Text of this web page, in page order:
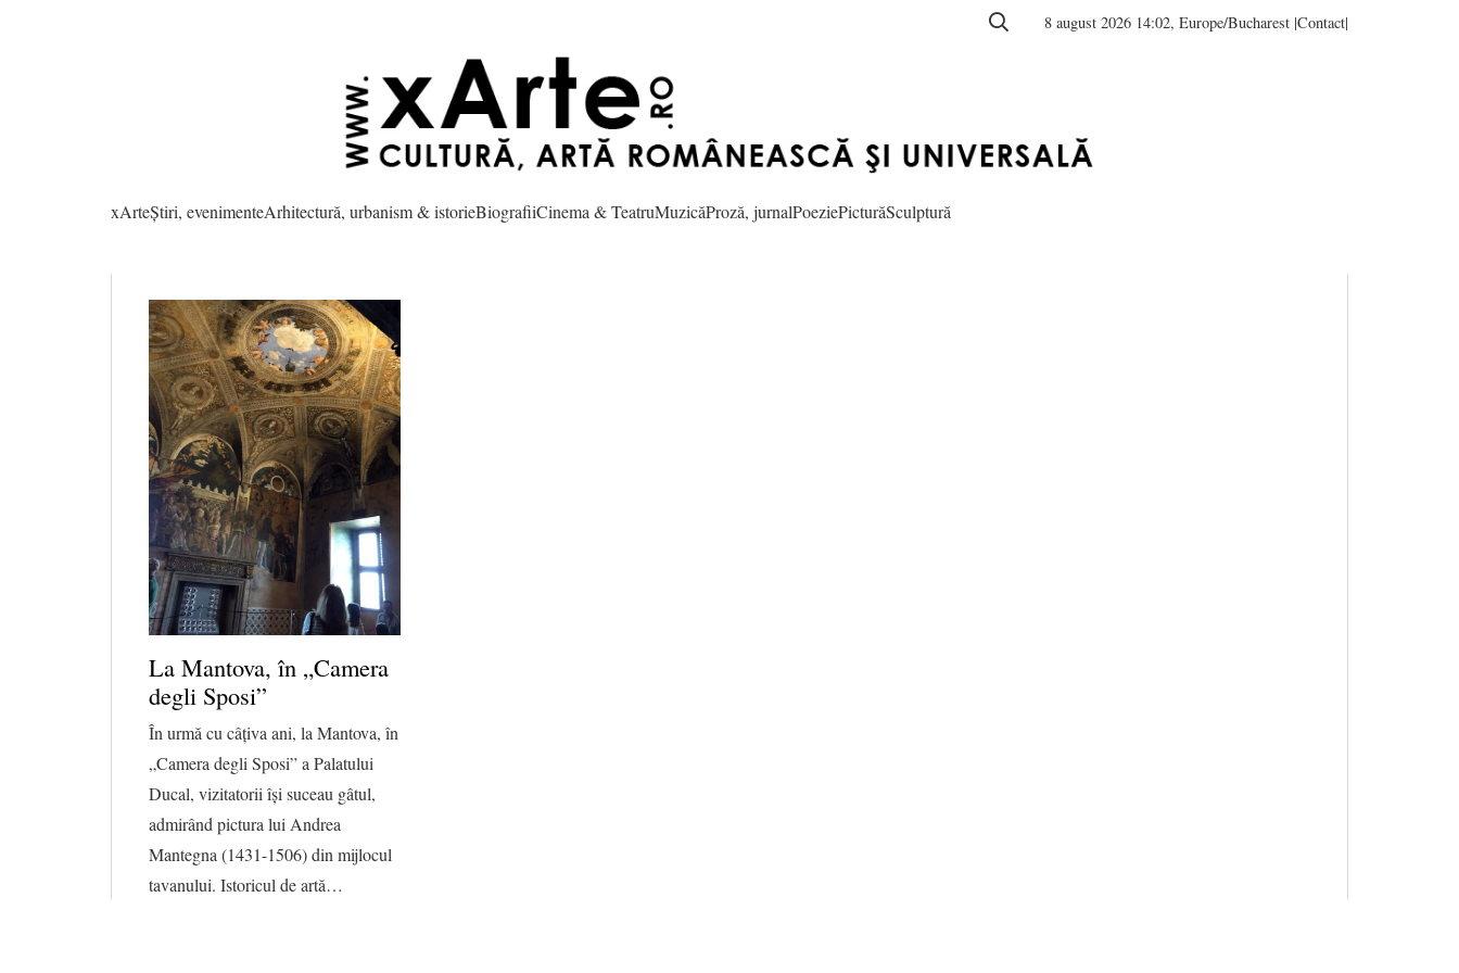
8 august 2026 14:02, Europe/Bucharest |Contact|
xArteȘtiri, evenimenteArhitectură, urbanism & istorieBiografiiCinema & TeatruMuzicăProză, jurnalPoeziePicturăSculptură
La Mantova, în „Camera
degli Sposi”
În urmă cu câțiva ani, la Mantova, în
„Camera degli Sposi” a Palatului
Ducal, vizitatorii își suceau gâtul,
admirând pictura lui Andrea
Mantegna (1431-1506) din mijlocul
tavanului. Istoricul de artă…